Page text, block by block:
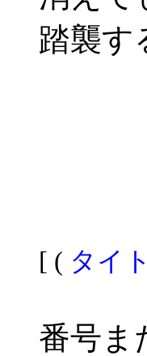
踏襲す
[ ( タイ
番号ま